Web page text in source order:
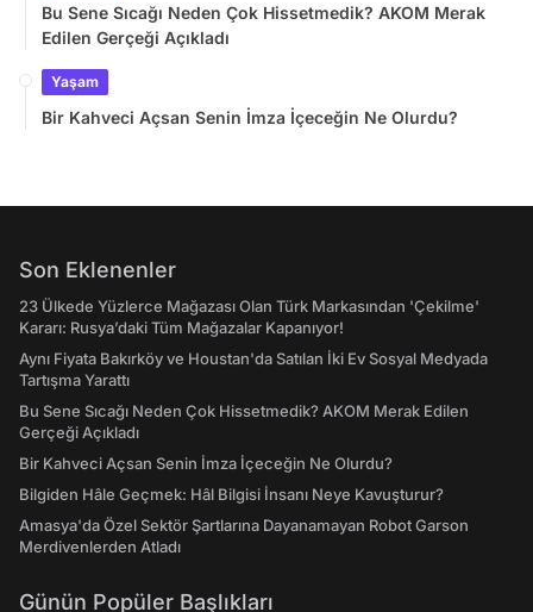
Bu Sene Sıcağı Neden Çok Hissetmedik? AKOM Merak
Edilen Gerçeği Açıkladı
Yaşam
Bir Kahveci Açsan Senin İmza İçeceğin Ne Olurdu?
Son Eklenenler
23 Ülkede Yüzlerce Mağazası Olan Türk Markasından 'Çekilme'
Kararı: Rusya’daki Tüm Mağazalar Kapanıyor!
Aynı Fiyata Bakırköy ve Houstan'da Satılan İki Ev Sosyal Medyada
Tartışma Yarattı
Bu Sene Sıcağı Neden Çok Hissetmedik? AKOM Merak Edilen
Gerçeği Açıkladı
Bir Kahveci Açsan Senin İmza İçeceğin Ne Olurdu?
Bilgiden Hâle Geçmek: Hâl Bilgisi İnsanı Neye Kavuşturur?
Amasya'da Özel Sektör Şartlarına Dayanamayan Robot Garson
Merdivenlerden Atladı
Günün Popüler Başlıkları